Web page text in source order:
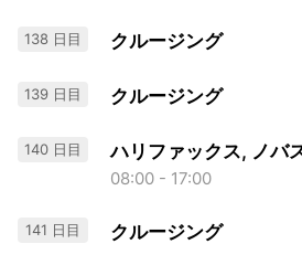
138 日目 クルージング
139 日目 クルージング
140 日目 ハリファックス, ノバ
08:00 - 17:00
141 日目 クルージング